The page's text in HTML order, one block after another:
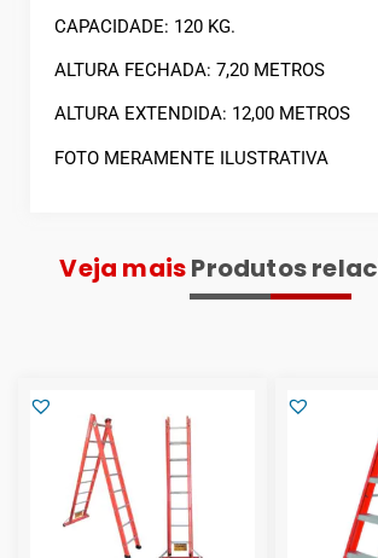
CAPACIDADE: 120 KG.
ALTURA FECHADA: 7,20 METROS
ALTURA EXTENDIDA: 12,00 METROS
FOTO MERAMENTE ILUSTRATIVA
Veja maisProdutos